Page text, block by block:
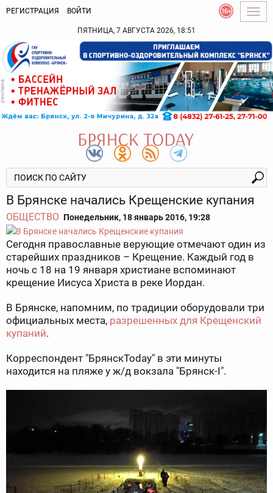
РЕГИСТРАЦИЯ ВОЙТИ
ПЯТНИЦА, 7 АВГУСТА 2026, 18:51
В Брянске начались Крещенские купания
ОБЩЕСТВО Понедельник, 18 январь 2016, 19:28
Сегодня православные верующие отмечают один из
старейших праздников – Крещение. Каждый год в
ночь с 18 на 19 января христиане вспоминают
крещение Иисуса Христа в реке Иордан.
В Брянске, напомним, по традиции оборудовали три
официальных места, разрешенных для Крещенский
купаний.
Корреспондент "БрянскToday" в эти минуты
находится на пляже у ж/д вокзала "Брянск-I".